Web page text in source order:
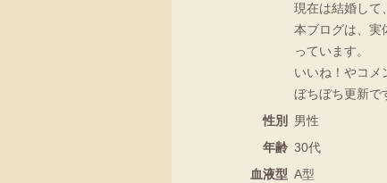
現在は結婚して
本ブログは、実
っています。
いいね！やコメ
ぼちぼち更新で
性別
男性
年齢 30代
血液型 A型